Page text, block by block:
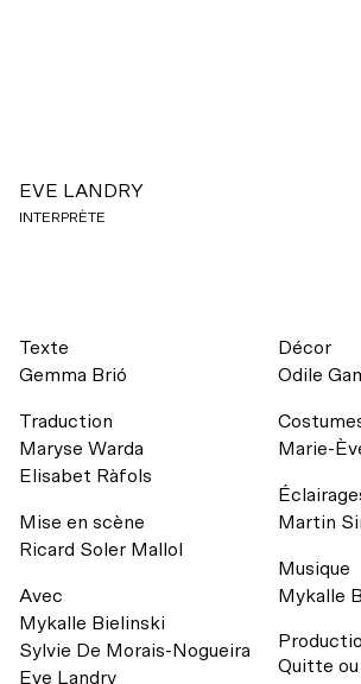
EVE LANDRY
INTERPRÈTE
Texte
Gemma Brió
Traduction
Maryse Warda
Elisabet Ràfols
Mise en scène
Ricard Soler Mallol
Avec
Mykalle Bielinski
Sylvie De Morais-Nogueira
Eve Landry
Décor
Odile
Marie-
Martin
Musique
Mykalle
Quitte